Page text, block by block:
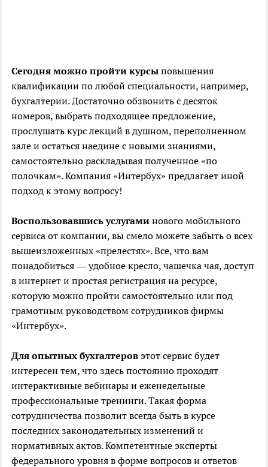
Сегодня можно пройти курсы повышения
квалификации по любой специальности, например,
бухгалтерии. Достаточно обзвонить с десяток
номеров, выбрать подходящее предложение,
прослушать курс лекций в душном, переполненном
зале и остаться наедине с новыми знаниями,
самостоятельно раскладывая полученное «по
полочкам». Компания «Интербух» предлагает иной
подход к этому вопросу!
Воспользовавшись услугами нового мобильного
сервиса от компании, вы смело можете забыть о всех
вышеизложенных «прелестях». Все, что вам
понадобиться — удобное кресло, чашечка чая, доступ
в интернет и простая регистрация на ресурсе,
которую можно пройти самостоятельно или под
грамотным руководством сотрудников фирмы
«Интербух».
Для опытных бухгалтеров этот сервис будет
интересен тем, что здесь постоянно проходят
интерактивные вебинары и еженедельные
профессиональные тренинги. Такая форма
сотрудничества позволит всегда быть в курсе
последних законодательных изменений и
нормативных актов. Компетентные эксперты
федерального уровня в форме вопросов и ответов